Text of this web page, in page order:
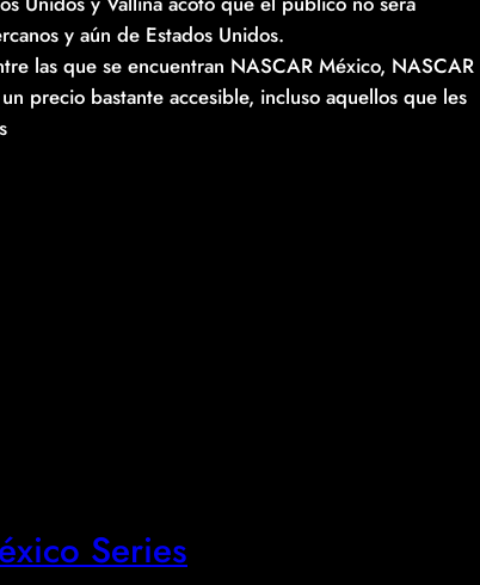
y aún de Estados Unidos.
las que se encuentran NASCAR México, NASCAR
precio bastante accesible, incluso aquellos que les
Series